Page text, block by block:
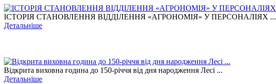
ІСТОРІЯ СТАНОВЛЕННЯ ВІДДІЛЕННЯ «АГРОНОМІЯ» У ПЕРСОНАЛІЯХ ...
Детальніше
Відкрита виховна година до 150-річчя від дня народження Лесі ...
Детальніше